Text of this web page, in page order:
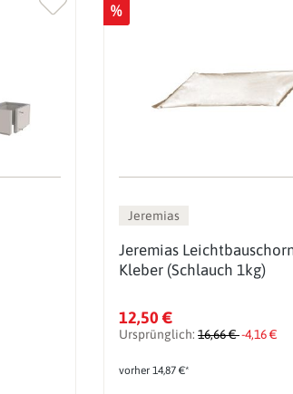
%
Jeremias
Jeremias
Kleber (Schlauch 1kg)
12,50 €
Ursprünglich: 16,66 €-4,16 €
vorher 14,87 €*